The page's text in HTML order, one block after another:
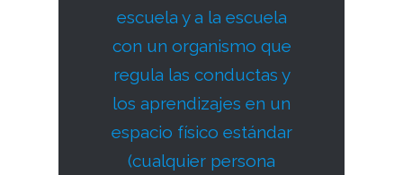
escuela y a la escuela
con un organismo que
regula las conductas y
los aprendizajes en un
espacio físico estándar
(cualquier persona